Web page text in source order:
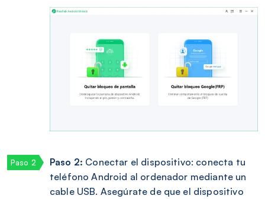
Paso 2: Conectar el dispositivo: conecta tu
teléfono Android al ordenador mediante un
cable USB. Asegúrate de que el dispositivo